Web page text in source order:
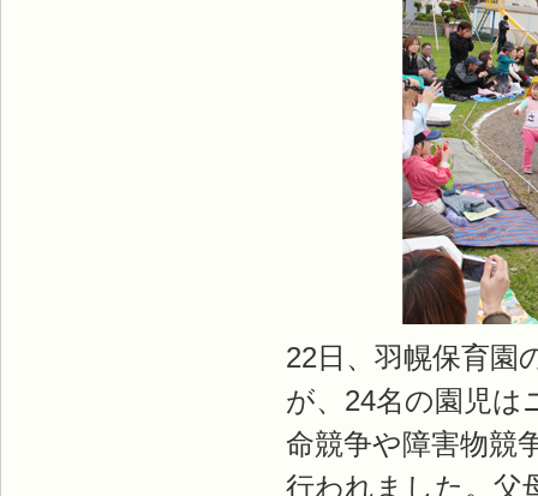
22日、羽幌保育園
が、24名の園児は
命競争や障害物競
行われました。父